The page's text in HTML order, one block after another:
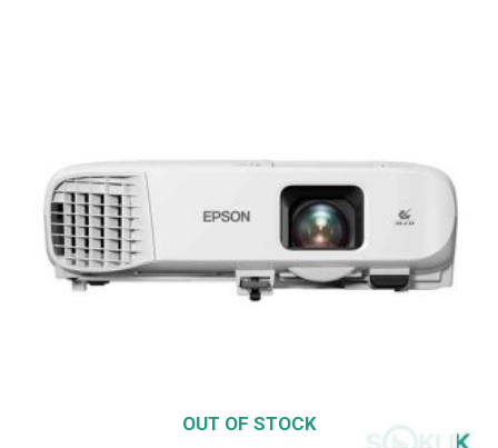
OUT OF STOCK